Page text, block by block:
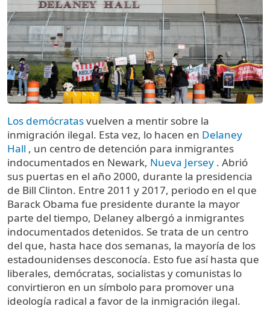
Los demócratasvuelven a mentir sobre la
inmigración ilegal. Esta vez, lo hacen en Delaney
Hall , un centro de detención para inmigrantes
indocumentados en Newark, Nueva Jersey . Abrió
sus puertas en el año 2000, durante la presidencia
de Bill Clinton. Entre 2011 y 2017, periodo en el que
Barack Obama fue presidente durante la mayor
parte del tiempo, Delaney albergó a inmigrantes
indocumentados detenidos. Se trata de un centro
del que, hasta hace dos semanas, la mayoría de los
estadounidenses desconocía. Esto fue así hasta que
liberales, demócratas, socialistas y comunistas lo
convirtieron en un símbolo para promover una
ideología radical a favor de la inmigración ilegal.